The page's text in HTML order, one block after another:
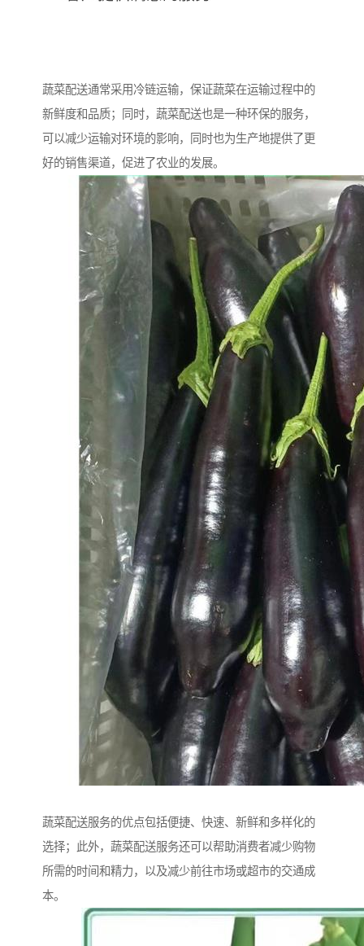
蔬菜配送通常采用冷链运输，保证蔬菜在运输过程中的
新鲜度和品质；同时，蔬菜配送也是一种环保的服务，
可以减少运输对环境的影响，同时也为生产地提供了更
好的销售渠道，促进了农业的发展。
蔬菜配送服务的优点包括便捷、快速、新鲜和多样化的
选择；此外，蔬菜配送服务还可以帮助消费者减少购物
所需的时间和精力，以及减少前往市场或超市的交通成
本。